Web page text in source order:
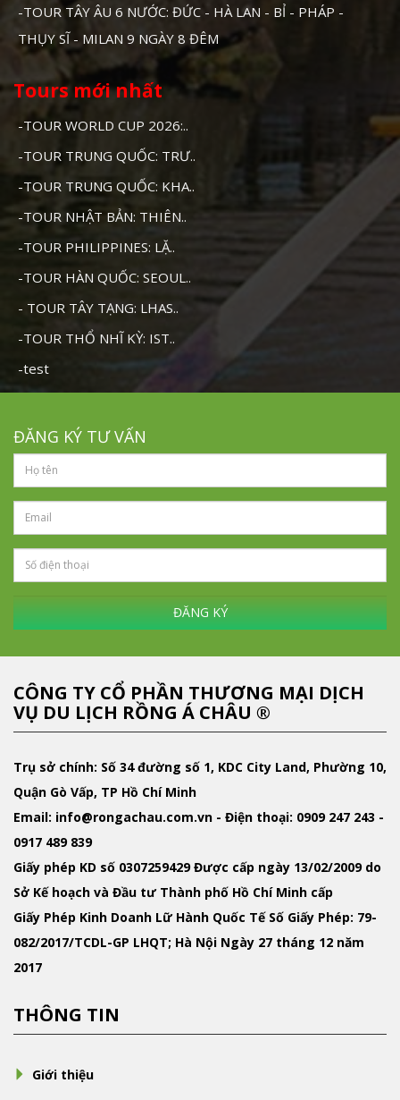
-TOUR TÂY ÂU 6 NƯỚC: ĐỨC - HÀ LAN - BỈ - PHÁP -
THỤY SĨ - MILAN 9 NGÀY 8 ĐÊM
Tours mới nhất
-TOUR WORLD CUP 2026:..
-TOUR TRUNG QUỐC: TRƯ..
-TOUR TRUNG QUỐC: KHA..
-TOUR NHẬT BẢN: THIÊN..
-TOUR PHILIPPINES: LẶ..
-TOUR HÀN QUỐC: SEOUL..
- TOUR TÂY TẠNG: LHAS..
-TOUR THỔ NHĨ KỲ: IST..
-test
ĐĂNG KÝ TƯ VẤN
ĐĂNG KÝ
CÔNG TY CỔ PHẦN THƯƠNG MẠI DỊCH
VỤ DU LỊCH RỒNG Á CHÂU ®
Trụ sở chính: Số 34 đường số 1, KDC City Land, Phường 10,
Quận Gò Vấp, TP Hồ Chí Minh
Email: info@rongachau.com.vn - Điện thoại: 0909 247 243 -
0917 489 839
Giấy phép KD số 0307259429 Được cấp ngày 13/02/2009 do
Sở Kế hoạch và Đầu tư Thành phố Hồ Chí Minh cấp
Giấy Phép Kinh Doanh Lữ Hành Quốc TếSố Giấy Phép: 79-
082/2017/TCDL-GP LHQT; Hà Nội Ngày 27 tháng 12 năm
2017
THÔNG TIN
Giới thiệu